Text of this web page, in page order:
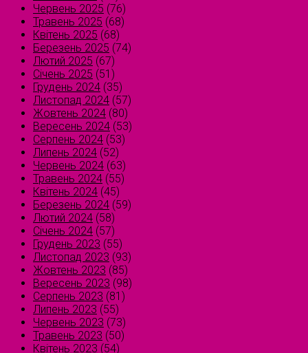
Червень 2025 (76)
Травень 2025 (68)
Квітень 2025 (68)
Березень 2025 (74)
Лютий 2025 (67)
Січень 2025 (51)
Грудень 2024 (35)
Листопад 2024 (57)
Жовтень 2024 (80)
Вересень 2024 (53)
Серпень 2024 (53)
Липень 2024 (52)
Червень 2024 (63)
Травень 2024 (55)
Квітень 2024 (45)
Березень 2024 (59)
Лютий 2024 (58)
Січень 2024 (57)
Грудень 2023 (55)
Листопад 2023 (93)
Жовтень 2023 (85)
Вересень 2023 (98)
Серпень 2023 (81)
Липень 2023 (55)
Червень 2023 (73)
Травень 2023 (50)
Квітень 2023 (54)